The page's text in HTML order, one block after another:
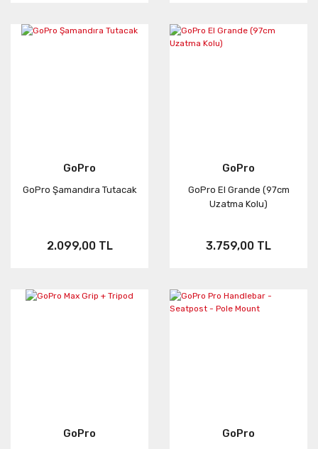
GoPro
GoPro Şamandıra Tutacak
2.099,00 TL
GoPro
GoPro El Grande (97cm
Uzatma Kolu)
3.759,00 TL
GoPro GoPro